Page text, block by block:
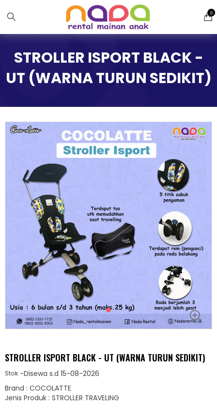
0
STROLLER ISPORT BLACK -
UT (WARNA TURUN SEDIKIT)
STROLLER ISPORT BLACK - UT (WARNA TURUN SEDIKIT)
Stok -Disewa s.d 15-08-2026
Brand : COCOLATTE
Jenis Produk : STROLLER TRAVELING